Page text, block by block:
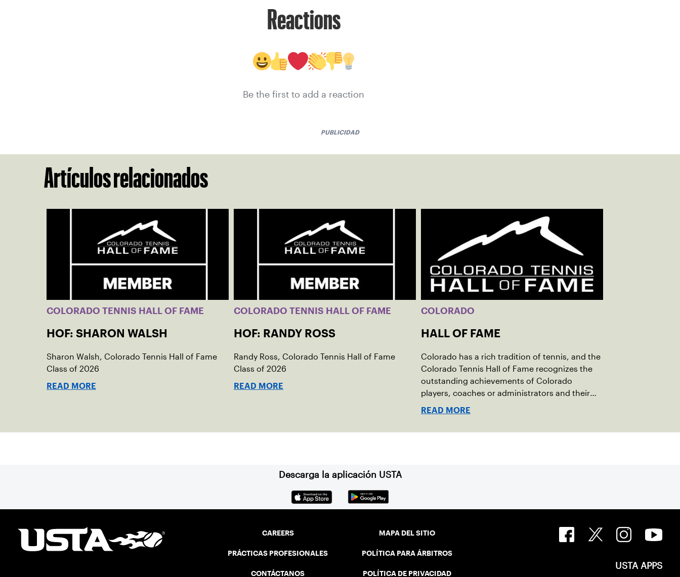
Reactions
Be the first to add a reaction
PUBLICIDAD
Artículos relacionados
COLORADO TENNIS HALL OF FAME
HOF: SHARON WALSH
Sharon Walsh, Colorado Tennis Hall of Fame
Class of 2026
READ MORE
COLORADO TENNIS HALL OF FAME
HOF: RANDY ROSS
Randy Ross, Colorado Tennis Hall of Fame
Class of 2026
READ MORE
COLORADO
HALL OF FAME
Colorado has a rich tradition of tennis, and the
Colorado Tennis Hall of Fame recognizes the
outstanding achievements of Colorado
players, coaches or administrators and their
contribution to the sport.
READ MORE
Descarga la aplicación USTA
CAREERS
PRÁCTICAS PROFESIONALES
CONTÁCTANOS
MAPA DEL SITIO
POLÍTICA PARA ÁRBITROS
POLÍTICA DE PRIVACIDAD
USTA APPS